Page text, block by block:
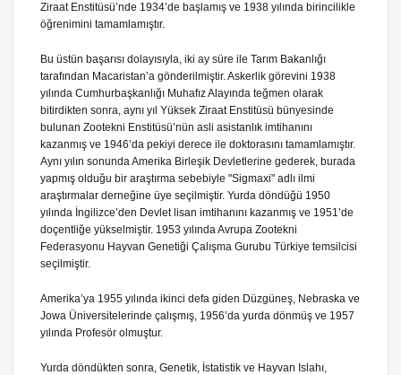
Ziraat Enstitüsü’nde 1934’de başlamış ve 1938 yılında birincilikle
öğrenimini tamamlamıştır.
Bu üstün başarısı dolayısıyla, iki ay süre ile Tarım Bakanlığı
tarafından Macaristan’a gönderilmiştir. Askerlik görevini 1938
yılında Cumhurbaşkanlığı Muhafız Alayında teğmen olarak
bitirdikten sonra, aynı yıl Yüksek Ziraat Enstitüsü bünyesinde
bulunan Zootekni Enstitüsü’nün asli asistanlık imtihanını
kazanmış ve 1946’da pekiyi derece ile doktorasını tamamlamıştır.
Aynı yılın sonunda Amerika Birleşik Devletlerine gederek, burada
yapmış olduğu bir araştırma sebebiyle "Sigmaxi" adlı ilmi
araştırmalar derneğine üye seçilmiştir. Yurda döndüğü 1950
yılında İngilizce’den Devlet lisan imtihanını kazanmış ve 1951’de
doçentliğe yükselmiştir. 1953 yılında Avrupa Zootekni
Federasyonu Hayvan Genetiği Çalışma Gurubu Türkiye temsilcisi
seçilmiştir.
Amerika’ya 1955 yılında ikinci defa giden Düzgüneş, Nebraska ve
Jowa Üniversitelerinde çalışmış, 1956’da yurda dönmüş ve 1957
yılında Profesör olmuştur.
Yurda döndükten sonra, Genetik, İstatistik ve Hayvan Islahı,